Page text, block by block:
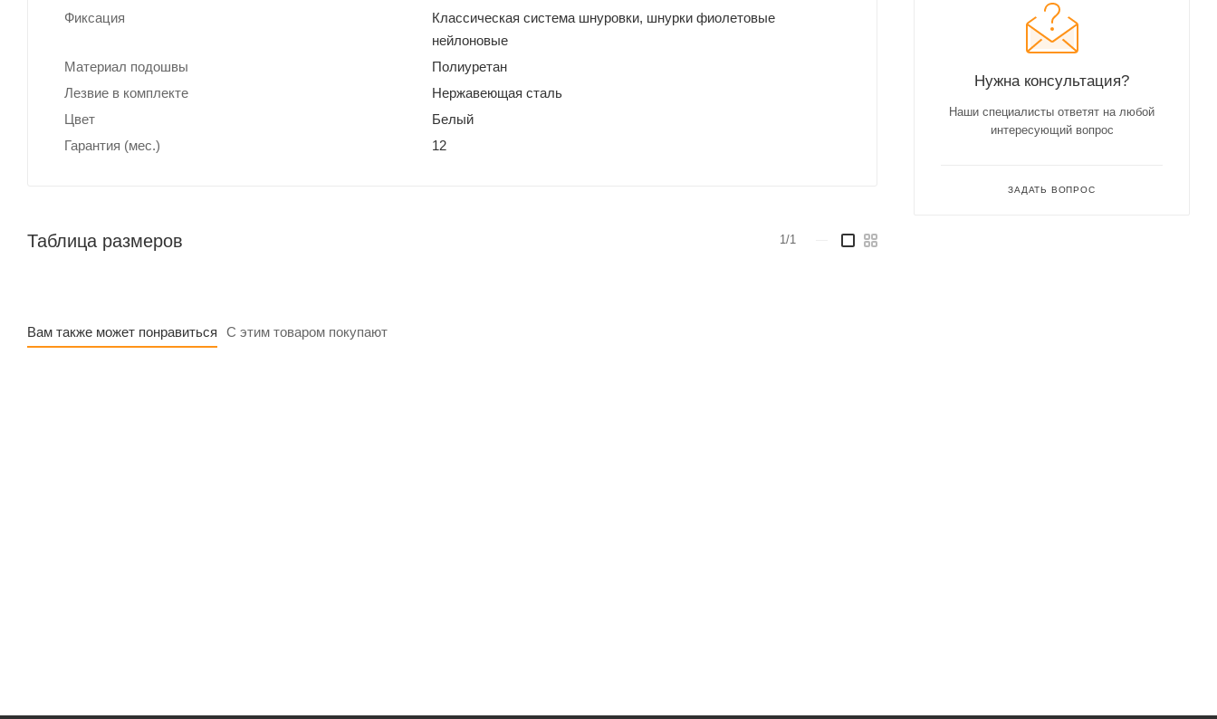
Фиксация
Классическая система шнуровки, шнурки фиолетовые
нейлоновые
Материал подошвы
Полиуретан
Лезвие в комплекте
Нержавеющая сталь
Цвет
Белый
Гарантия (мес.)
12
Таблица размеров 1/1
Вам также может понравиться С этим товаром покупают
Нужна консультация?
Наши специалисты ответят на любой
интересующий вопрос
ЗАДАТЬ ВОПРОС